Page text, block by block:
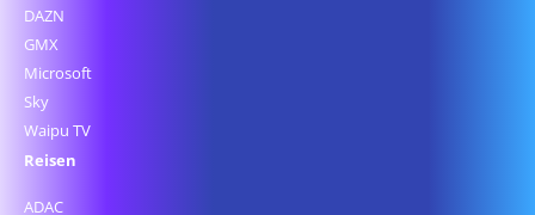
DAZN
GMX
Microsoft
Sky
Waipu TV
Reisen
ADAC